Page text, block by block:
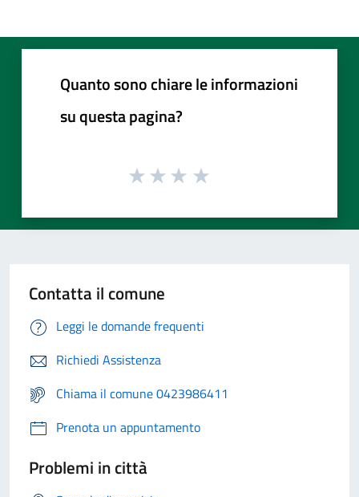
Quanto sono chiare le informazioni
su questa pagina?
Contatta il comune
Leggi le domande frequenti
Richiedi Assistenza
Chiama il comune 0423986411
Prenota un appuntamento
Problemi in città